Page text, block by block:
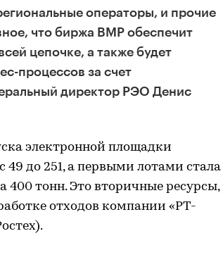
операторы, и прочие
что биржа ВМР обеспечит
цепочке, а также будет
процессов за счет
директор РЭО Денис
электронной площадки
49 до 251, а первыми лотами стала
400 тонн. Это вторичные ресурсы,
отходов компании «РТ-